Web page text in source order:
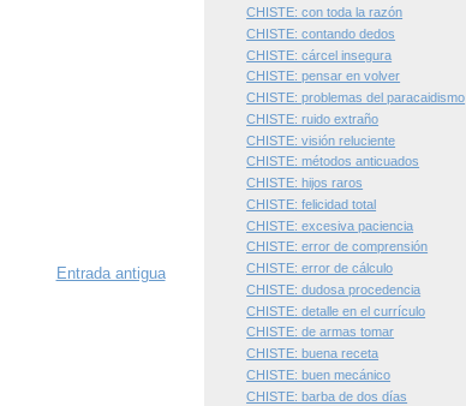
Entrada antigua
CHISTE: con toda la razón
CHISTE: contando dedos
CHISTE: cárcel insegura
CHISTE: pensar en volver
CHISTE: problemas del paracaidismo
CHISTE: ruido extraño
CHISTE: visión reluciente
CHISTE: métodos anticuados
CHISTE: hijos raros
CHISTE: felicidad total
CHISTE: excesiva paciencia
CHISTE: error de comprensión
CHISTE: error de cálculo
CHISTE: dudosa procedencia
CHISTE: detalle en el currículo
CHISTE: de armas tomar
CHISTE: buena receta
CHISTE: buen mecánico
CHISTE: barba de dos días